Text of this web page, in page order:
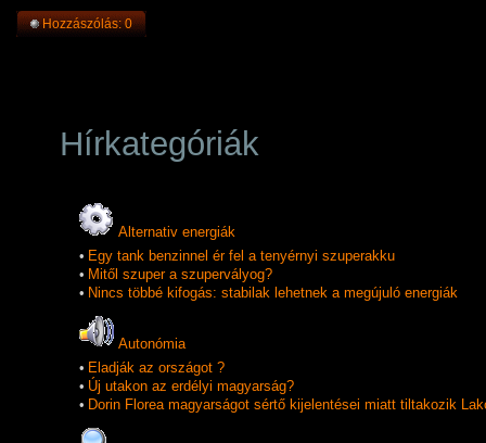
Hozzászólás: 0
Hírkategóriák
Alternativ energiák
• Egy tank benzinnel ér fel a tenyérnyi szuperakku
• Mitől szuper a szupervályog?
• Nincs többé kifogás: stabilak lehetnek a megújuló energiák
Autonómia
• Eladják az országot ?
• Új utakon az erdélyi magyarság?
• Dorin Florea magyarságot sértő kijelentései miatt tiltakozik